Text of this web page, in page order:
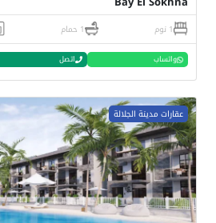
1 نوم 1 حمام
واتساب اتصل
عقارات مدينة الجلالة